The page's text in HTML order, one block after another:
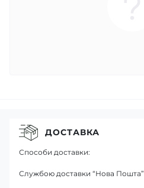
ДОСТАВКА
Способи доставки:
Службою доставки “Нова Пошта”